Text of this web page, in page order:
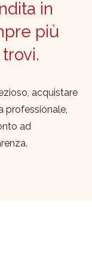
in
più
acquistare
professionale,
ad